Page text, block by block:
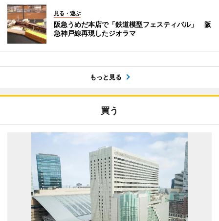
見る・遊ぶ
阪急うめだ本店で「鉄道模型フェスティバル」 阪
急神戸線再現したジオラマ
もっと見る
買う